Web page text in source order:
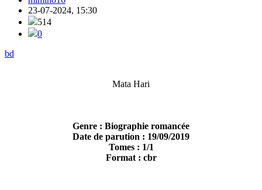
23-07-2024, 15:30
514
0
bd
Mata Hari
Genre : Biographie romancée
Date de parution : 19/09/2019
Tomes : 1/1
Format : cbr